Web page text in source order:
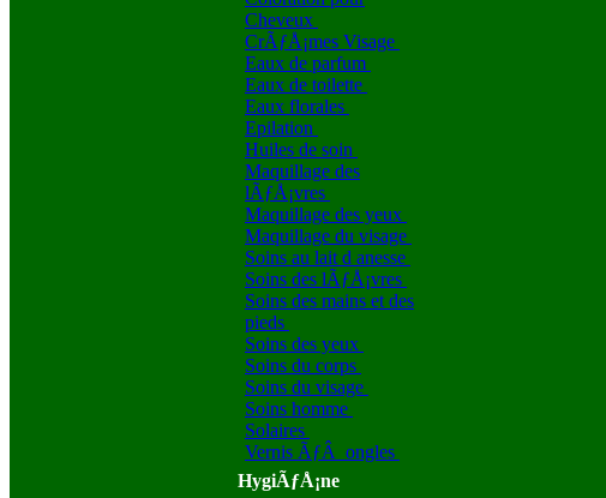
Cheveux
CrÃƒÅ¡mes Visage
Eaux de parfum
Eaux de toilette
Eaux florales
Epilation
Huiles de soin
Maquillage des
lÃƒÅ¡vres
Maquillage des yeux
Maquillage du visage
Soins au lait d anesse
Soins des lÃƒÅ¡vres
Soins des mains et des
pieds
Soins des yeux
Soins du corps
Soins du visage
Soins homme
Solaires
Vernis ÃƒÂ ongles
HygiÃƒÅ¡ne